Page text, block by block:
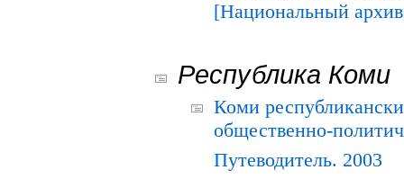
[Национальный
Республика Коми
Коми
общественно-
Путеводитель. 2003